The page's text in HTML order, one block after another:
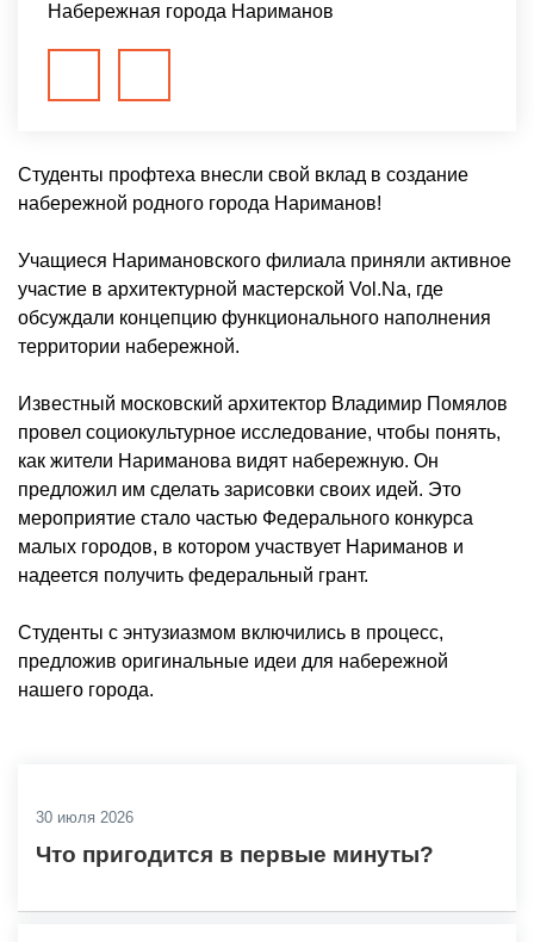
Набережная города Нариманов
Студенты профтеха внесли свой вклад в создание
набережной родного города Нариманов!
Учащиеся Наримановского филиала приняли активное
участие в архитектурной мастерской Vol.Na, где
обсуждали концепцию функционального наполнения
территории набережной.
Известный московский архитектор Владимир Помялов
провел социокультурное исследование, чтобы понять,
как жители Нариманова видят набережную. Он
предложил им сделать зарисовки своих идей. Это
мероприятие стало частью Федерального конкурса
малых городов, в котором участвует Нариманов и
надеется получить федеральный грант.
Студенты с энтузиазмом включились в процесс,
предложив оригинальные идеи для набережной
нашего города.
30 июля 2026
Что пригодится в первые минуты?